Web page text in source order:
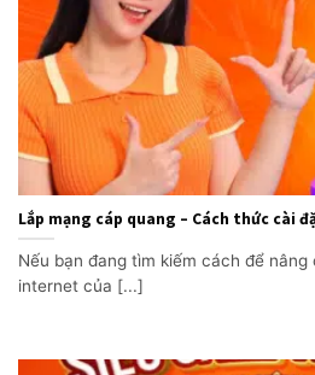
Lắp mạng cáp quang – Cách thức cài
Nếu bạn đang tìm kiếm cách để
internet của [...]